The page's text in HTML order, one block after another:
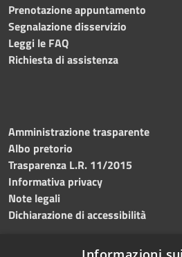
Prenotazione appuntamento
Segnalazione disservizio
Leggi le FAQ
Richiesta di assistenza
Amministrazione trasparente
Albo pretorio
Trasparenza L.R. 11/2015
Informativa privacy
Note legali
Dichiarazione di accessibilità